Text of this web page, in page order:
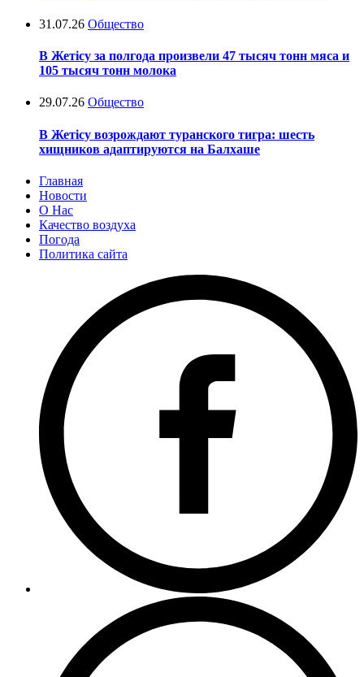
31.07.26 Общество
В Жетісу за полгода произвели 47 тысяч тонн мяса и
105 тысяч тонн молока
29.07.26 Общество
В Жетісу возрождают туранского тигра: шесть
хищников адаптируются на Балхаше
Главная
Новости
О Нас
Качество воздуха
Погода
Политика сайта